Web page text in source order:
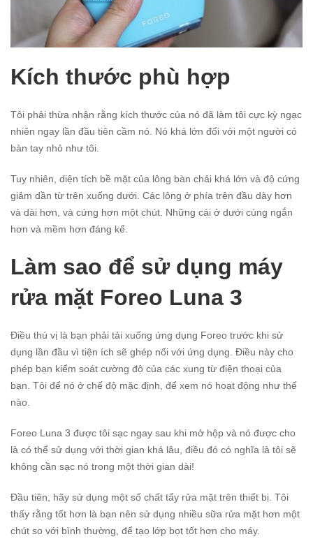
Kích thước phù hợp
Tôi phải thừa nhận rằng kích thước của nó đã làm tôi cực kỳ ngạc
nhiên ngay lần đầu tiên cầm nó. Nó khá lớn đối với một người có
bàn tay nhỏ như tôi.
Tuy nhiên, diện tích bề mặt của lông bàn chải khá lớn và độ cứng
giảm dần từ trên xuống dưới. Các lông ở phía trên đầu dày hơn
và dài hơn, và cứng hơn một chút. Những cái ở dưới cùng ngắn
hơn và mềm hơn đáng kể.
Làm sao để sử dụng máy
rửa mặt Foreo Luna 3
Điều thú vị là bạn phải tải xuống ứng dụng Foreo trước khi sử
dụng lần đầu vì tiện ích sẽ ghép nối với ứng dụng. Điều này cho
phép bạn kiểm soát cường độ của các xung từ điện thoại của
bạn. Tôi để nó ở chế độ mặc định, để xem nó hoạt động như thế
nào.
Foreo Luna 3 được tôi sạc ngay sau khi mở hộp và nó được cho
là có thể sử dụng với thời gian khá lâu, điều đó có nghĩa là tôi sẽ
không cần sạc nó trong một thời gian dài!
Đầu tiên, hãy sử dụng một số chất tẩy rửa mặt trên thiết bị. Tôi
thấy rằng tốt hơn là bạn nên sử dụng nhiều sữa rửa mặt hơn một
chút so với bình thường, để tạo lớp bọt tốt hơn cho máy.